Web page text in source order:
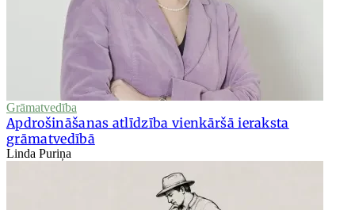
Grāmatvedība
Apdrošināšanas atlīdzība vienkāršā ieraksta
grāmatvedībā
Linda Puriņa